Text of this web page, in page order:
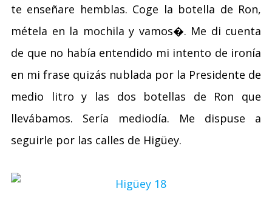
te enseñare hemblas. Coge la botella de Ron,
métela en la mochila y vamos�. Me di cuenta
de que no había entendido mi intento de ironía
en mi frase quizás nublada por la Presidente de
medio litro y las dos botellas de Ron que
llevábamos. Sería mediodía. Me dispuse a
seguirle por las calles de Higüey.